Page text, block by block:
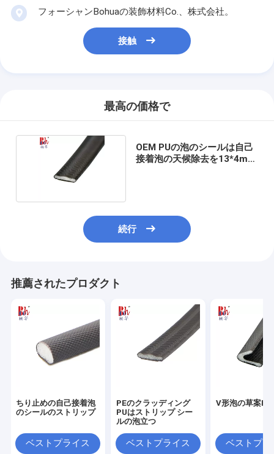
フォーシャンBohuaの装飾材料Co.、株式会社。
接触
最高の価格で
OEM PUの泡のシールは自己
接着泡の天候除去を13*4mm
続行
推薦されたプロダクト
ちり止めの自己接着泡
のシールのストリップ
ベストプライス
PEのクラッディング
PUはストリップ シー
ルの泡立つ
ベストプライス
V形泡の草案
ベストプラ